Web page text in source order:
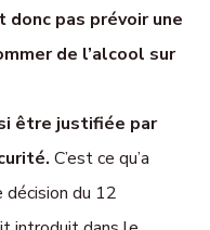
pas prévoir une
de l’alcool sur
être justifiée par
C’est ce qu’a
décision du 12